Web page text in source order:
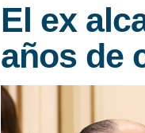
El ex
años de